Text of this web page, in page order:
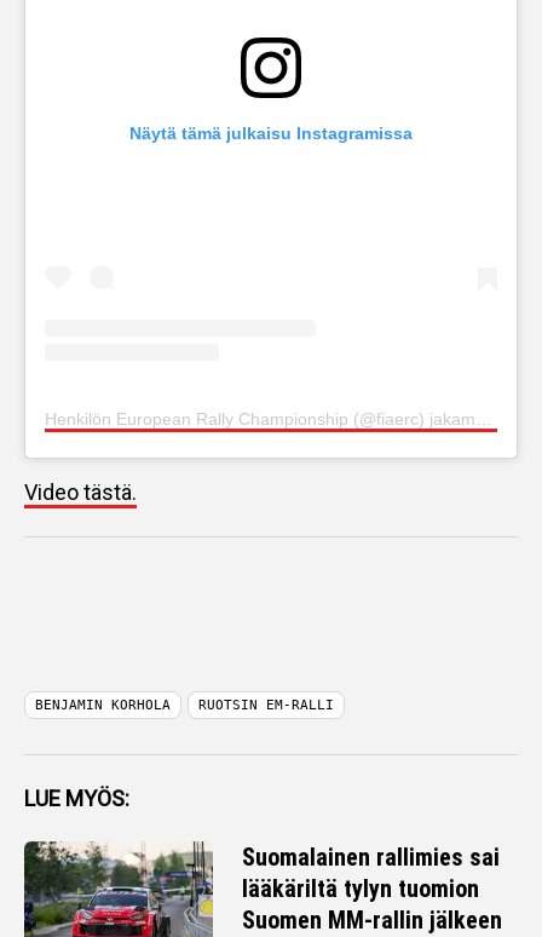
Näytä tämä julkaisu Instagramissa
Video tästä.
BENJAMIN KORHOLA RUOTSIN EM-RALLI
LUE MYÖS:
Suomalainen rallimies sai
lääkäriltä tylyn tuomion
Suomen MM-rallin jälkeen